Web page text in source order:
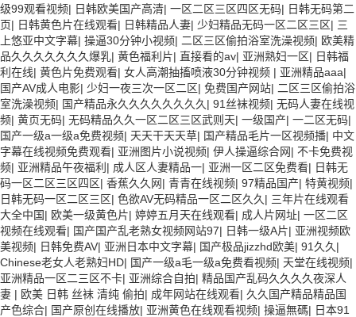
级99观看视频| 日韩欧美国产高清| 一区二区三区四区无码| 日韩无码第二
页| 日韩黄色片在线观看| 日韩精品人妻| 少妇精品无码一区二区三区| 三
上悠亚中文字幕| 操逼30分钟小视频| 二区三区偷拍浴室洗澡视频| 欧美精
品久久久久久久久爆乳| 黄色福利片| 直接看的av| 亚洲熟妇一区| 日韩福
利在线| 黄色片免费观看| 女人高潮抽搐喷液30分钟视频 | 亚洲精品aaa|
国产AV成人电影| 少妇一夜三次一区二区| 免费国产网站| 二区三区偷拍浴
室洗澡视频| 国产精品永久久久久久久久久 | 91丝袜视频| 无码人妻在线视
频| 黄页无码| 无码精品久久一区二区三区武则天| 一级国产| 一二区无码|
国产一级a一级a免费视频| 天天干天天草| 国产精品毛片一区视频播| 中文
字幕在线视频免费观看| 亚洲图片小说视频| 伊人操逼综合网| 不卡免费视
频| 亚洲精品午夜福利 | 成人区人妻精品一| 亚洲一区二区免费看| 日韩无
码一区二区三区四区| 香蕉久久网| 青青在线视频| 97精品国产| 特黄视频|
日韩无码一区二区三区| 色欲AV无码精品一区二区久久 | 三年片在线观看
大全中国| 欧美一级黄色片| 婷婷五月天在线观看| 成人片网址| 一区二区
视频在线观看| 国产国产乱老熟女视频网站97| 日韩一级A片| 亚洲视频欧
美视频| 日韩免费AV| 亚洲日本中文字幕| 国产极品jizzhd欧美| 91久久 |
Chinese老女人老熟妇HD| 国产一级a毛一级a免费看视频| 天堂在线视频|
亚洲精品一区二三区不卡| 亚洲综合自拍| 精品国产乱码久久久久夜深人
妻 | 欧美 日韩 丝袜 清纯 偷拍| 成年网站在线观看| 久久国产精品精品国
产色综合| 国产原创在线播放| 亚洲黄色在线观看视频| 操逼無碼| 日本91